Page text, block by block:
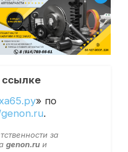
» по
.
за
genon.ruи